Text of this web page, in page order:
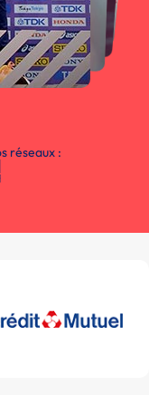
réseaux :